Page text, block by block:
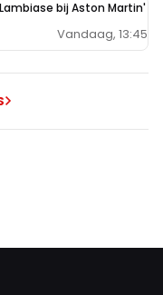
bij Aston Martin'
Vandaag, 13:45